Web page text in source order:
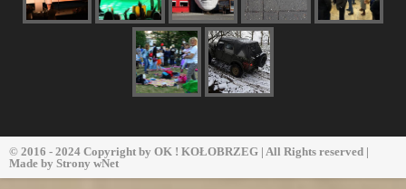
© 2016 - 2024 Copyright by OK ! KOŁOBRZEG | All Rights reserved |
Made by Strony wNet